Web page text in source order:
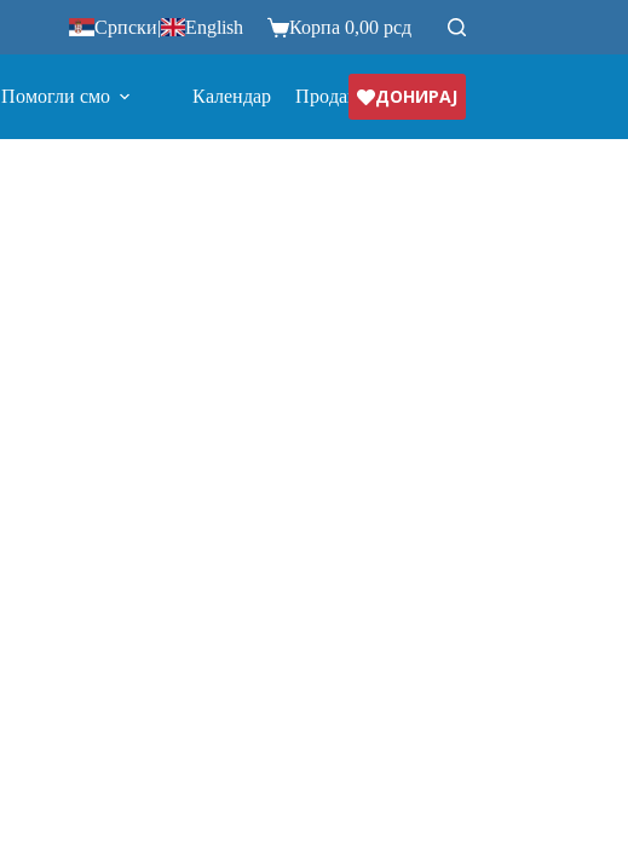
Српски| English Корпа 0,00 рсд
Помогли смо Календар ПродавницаДОНИРАЈ